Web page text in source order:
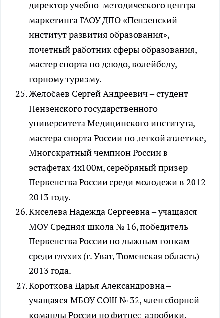
директор учебно-методического центра
маркетинга ГАОУ ДПО «Пензенский
институт развития образования»,
почетный работник сферы образования,
мастер спорта по дзюдо, волейболу,
горному туризму.
Желобаев Сергей Андреевич – студент
Пензенского государственного
университета Медицинского института,
мастера спорта России по легкой атлетике,
Многократный чемпион России в
эстафетах 4х100м, серебряный призер
Первенства России среди молодежи в 2012-
2013 году.
Киселева Надежда Сергеевна – учащаяся
МОУ Средняя школа № 16, победитель
Первенства России по лыжным гонкам
среди глухих (г. Уват, Тюменская область)
2013 года.
Короткова Дарья Александровна –
учащаяся МБОУ СОШ № 32, член сборной
команды России по фитнес-аэробики,